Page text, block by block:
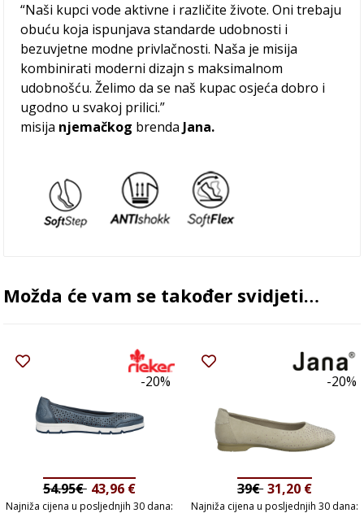
“Naši kupci vode aktivne i različite živote. Oni trebaju
obuću koja ispunjava standarde udobnosti i
bezuvjetne modne privlačnosti. Naša je misija
kombinirati moderni dizajn s maksimalnom
udobnošću. Želimo da se naš kupac osjeća dobro i
ugodno u svakoj prilici.”
misija njemačkog brenda Jana.
Možda će vam se također svidjeti…
-20%
54.95€ 43,96 €
Najniža cijena u posljednjih 30 dana:
-20%
39€ 31,20 €
Najniža cijena u posljednjih 30 dana: